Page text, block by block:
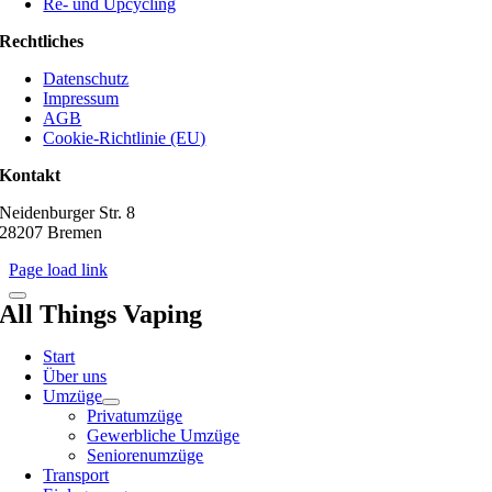
Re- und Upcycling
Rechtliches
Datenschutz
Impressum
AGB
Cookie-Richtlinie (EU)
Kontakt
Neidenburger Str. 8
28207 Bremen
Page load link
All Things Vaping
Start
Über uns
Umzüge
Privatumzüge
Gewerbliche Umzüge
Seniorenumzüge
Transport